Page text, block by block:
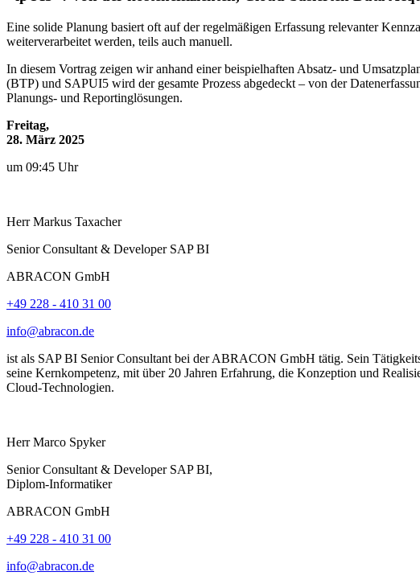
Eine solide Planung basiert oft auf der regelmäßigen Erfassung relevanter
weiterverarbeitet werden, teils auch manuell.
In diesem Vortrag zeigen wir anhand einer beispielhaften Absatz- und
(BTP) und SAPUI5 wird der gesamte Prozess abgedeckt – von der
Planungs- und Reportinglösungen.
Freitag,
28. März 2025
um 09:45 Uhr
HerrMarkus Taxacher
Senior Consultant & Developer SAP BI
ABRACON GmbH
+49 228 - 410 31 00
info@abracon.de
ist als SAP BI Senior Consultant bei der ABRACON GmbH tätig. Sein
seine Kernkompetenz, mit über 20 Jahren Erfahrung, die Konzeption und
Cloud-Technologien.
HerrMarco Spyker
Senior Consultant & Developer SAP BI,
Diplom-Informatiker
ABRACON GmbH
+49 228 - 410 31 00
info@abracon.de